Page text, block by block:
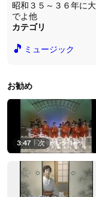
昭和３５～３６年に
でよ他
カテゴリ
🎵 ミュージック
お勧め
3:47 | 次